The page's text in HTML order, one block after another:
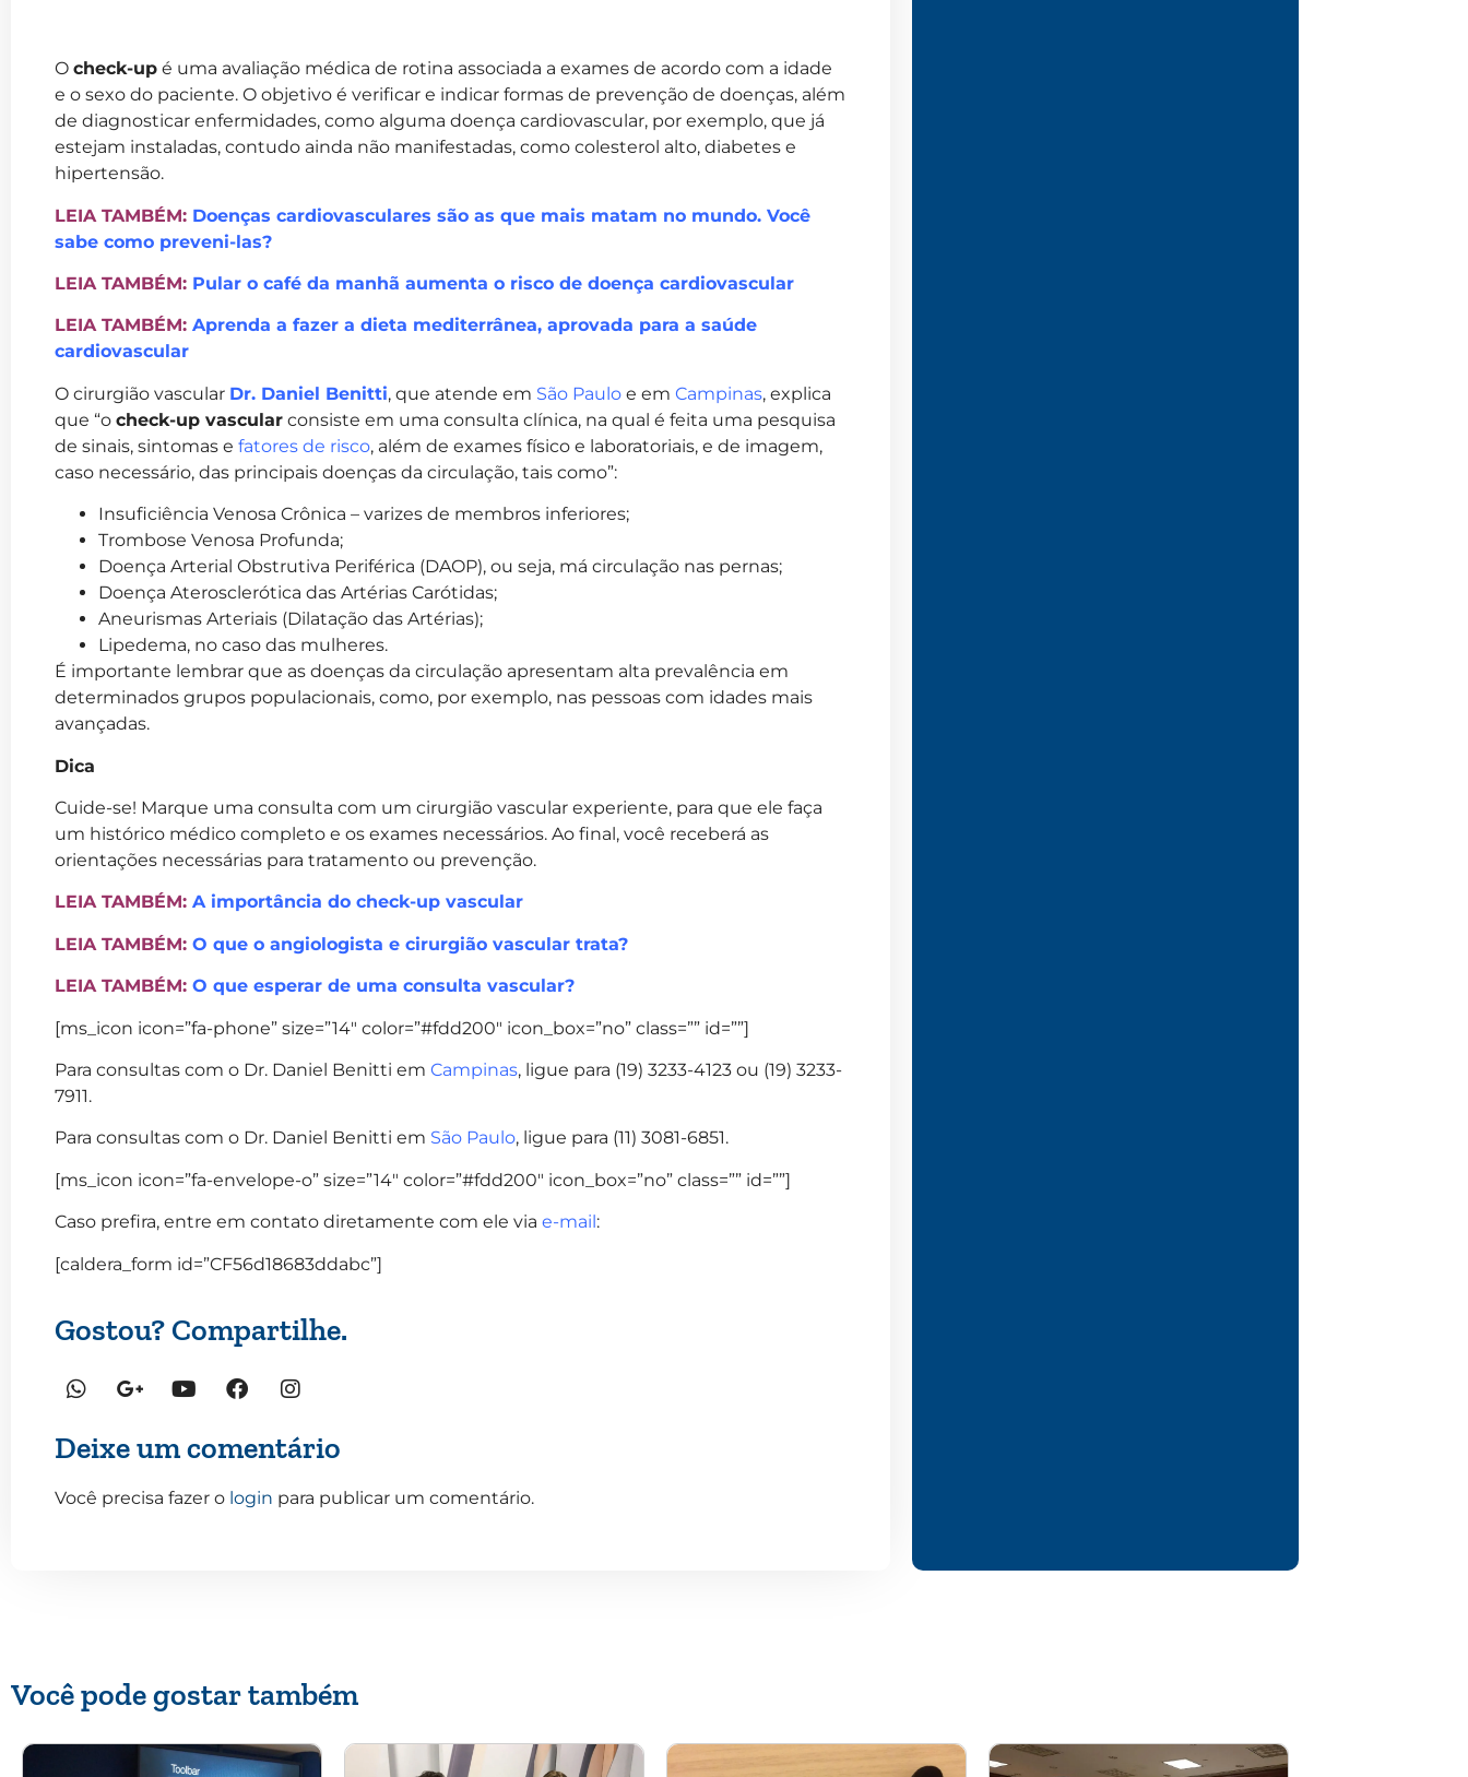
O check-up é uma avaliação médica de rotina associada a exames de acordo com a idade
e o sexo do paciente. O objetivo é verificar e indicar formas de prevenção de doenças, além
de diagnosticar enfermidades, como alguma doença cardiovascular, por exemplo, que já
estejam instaladas, contudo ainda não manifestadas, como colesterol alto, diabetes e
hipertensão.
LEIA TAMBÉM: Doenças cardiovasculares são as que mais matam no mundo. Você
sabe como preveni-las?
LEIA TAMBÉM: Pular o café da manhã aumenta o risco de doença cardiovascular
LEIA TAMBÉM: Aprenda a fazer a dieta mediterrânea, aprovada para a saúde
cardiovascular
O cirurgião vascular Dr. Daniel Benitti, que atende em São Paulo e em Campinas, explica
que “o check-up vascular consiste em uma consulta clínica, na qual é feita uma pesquisa
de sinais, sintomas e fatores de risco, além de exames físico e laboratoriais, e de imagem,
caso necessário, das principais doenças da circulação, tais como”:
Insuficiência Venosa Crônica – varizes de membros inferiores;
Trombose Venosa Profunda;
Doença Arterial Obstrutiva Periférica (DAOP), ou seja, má circulação nas pernas;
Doença Aterosclerótica das Artérias Carótidas;
Aneurismas Arteriais (Dilatação das Artérias);
Lipedema, no caso das mulheres.
É importante lembrar que as doenças da circulação apresentam alta prevalência em
determinados grupos populacionais, como, por exemplo, nas pessoas com idades mais
avançadas.
Dica
Cuide-se! Marque uma consulta com um cirurgião vascular experiente, para que ele faça
um histórico médico completo e os exames necessários. Ao final, você receberá as
orientações necessárias para tratamento ou prevenção.
LEIA TAMBÉM: A importância do check-up vascular
LEIA TAMBÉM: O que o angiologista e cirurgião vascular trata?
LEIA TAMBÉM: O que esperar de uma consulta vascular?
[ms_icon icon=”fa-phone” size=”14″ color=”#fdd200″ icon_box=”no” class=”” id=””]
Para consultas com o Dr. Daniel Benitti em Campinas, ligue para (19) 3233-4123 ou (19) 3233-
7911.
Para consultas com o Dr. Daniel Benitti em São Paulo, ligue para (11) 3081-6851.
[ms_icon icon=”fa-envelope-o” size=”14″ color=”#fdd200″ icon_box=”no” class=”” id=””]
Caso prefira, entre em contato diretamente com ele via e-mail:
[caldera_form id=”CF56d18683ddabc”]
Gostou? Compartilhe.
Deixe um comentário
Você precisa fazer o login para publicar um comentário.
Você pode gostar também